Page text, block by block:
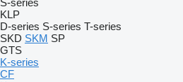
S-series
KLP
D-series S-series T-series
SKD SKM SP
GTS
K-series
CF